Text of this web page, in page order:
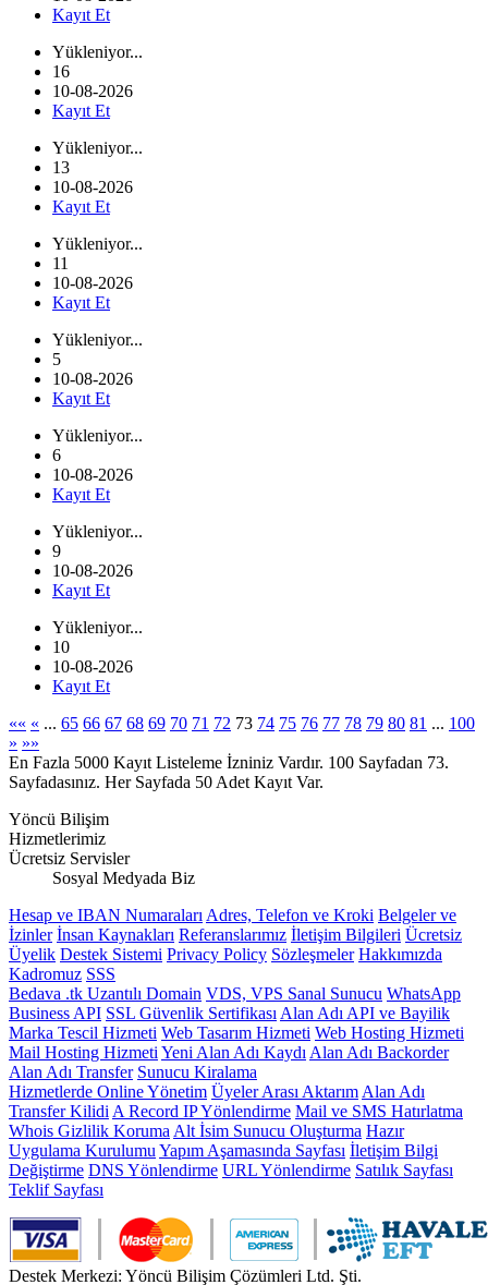
Kayıt Et
Yükleniyor...
16
10-08-2026
Kayıt Et
Yükleniyor...
13
10-08-2026
Kayıt Et
Yükleniyor...
11
10-08-2026
Kayıt Et
Yükleniyor...
5
10-08-2026
Kayıt Et
Yükleniyor...
6
10-08-2026
Kayıt Et
Yükleniyor...
9
10-08-2026
Kayıt Et
Yükleniyor...
10
10-08-2026
Kayıt Et
«« « ... 65 66 67 68 69 70 71 72 73 74 75 76 77 78 79 80 81 ... 100
» »»
En Fazla 5000 Kayıt Listeleme İzniniz Vardır. 100 Sayfadan 73.
Sayfadasınız. Her Sayfada 50 Adet Kayıt Var.
Yöncü Bilişim
Hizmetlerimiz
Ücretsiz Servisler
Sosyal Medyada Biz
Hesap ve IBAN Numaraları Adres, Telefon ve Kroki Belgeler ve
İzinler İnsan Kaynakları Referanslarımız İletişim Bilgileri Ücretsiz
Üyelik Destek Sistemi Privacy Policy Sözleşmeler Hakkımızda
Kadromuz SSS
Bedava .tk Uzantılı Domain VDS, VPS Sanal Sunucu WhatsApp
Business API SSL Güvenlik Sertifikası Alan Adı API ve Bayilik
Marka Tescil Hizmeti Web Tasarım Hizmeti Web Hosting Hizmeti
Mail Hosting Hizmeti Yeni Alan Adı Kaydı Alan Adı Backorder
Alan Adı Transfer Sunucu Kiralama
Hizmetlerde Online Yönetim Üyeler Arası Aktarım Alan Adı
Transfer Kilidi A Record IP Yönlendirme Mail ve SMS Hatırlatma
Whois Gizlilik Koruma Alt İsim Sunucu Oluşturma Hazır
Uygulama Kurulumu Yapım Aşamasında Sayfası İletişim Bilgi
Değiştirme DNS Yönlendirme URL Yönlendirme Satılık Sayfası
Teklif Sayfası
Destek Merkezi: Yöncü Bilişim Çözümleri Ltd. Şti.